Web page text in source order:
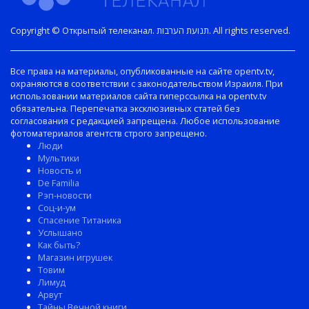
Copyright © Открытый телеканал. תנועת הערבות. All rights reserved.
Все права на материалы, опубликованные на сайте opentv.tv,
охраняются в соответствии с законодательством Израиля. При
использовании материалов сайта гиперссылка на opentv.tv
обязательна. Перепечатка эксклюзивных статей без
согласования с редакцией запрещена. Любое использование
фотоматериалов агентств строго запрещено.
Люди
Мультики
Новость и
De Familia
Рэп-новости
Соц-и-ум
Спасение Титаника
Услышано
Как быть?
Магазин игрушек
Товим
Лимуд
Арвут